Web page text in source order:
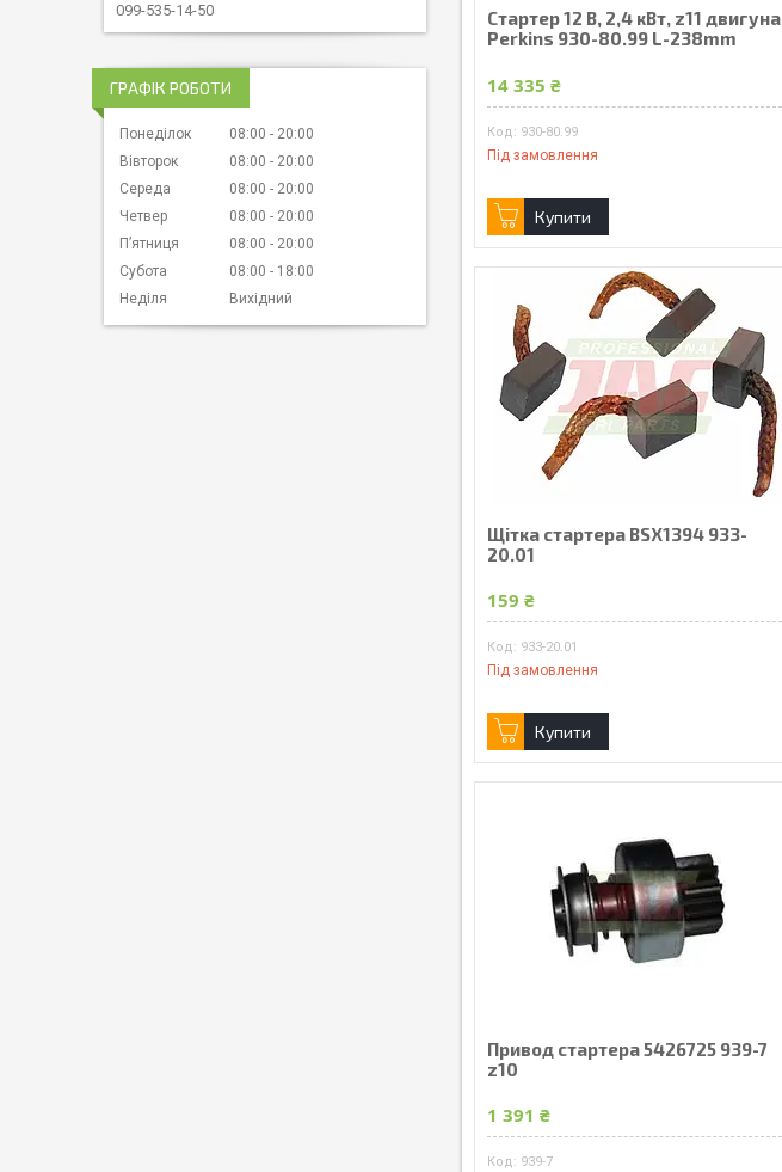
Стартер 12 В, 2,4 кВт, z11 двигуна
Perkins 930-80.99 L-238mm
14 335 ₴
930-80.99
Під замовлення
Купити
Щітка стартера BSX1394 933-
20.01
159 ₴
933-20.01
Під замовлення
Купити
Привод стартера 5426725 939-7
z10
1 391 ₴
939-7
099-535-14-50
ГРАФІК РОБОТИ
Понеділок 08:00
20:00
Вівторок
08:00
20:00
Середа
08:00
20:00
Четвер
08:00
20:00
Пʼятниця
08:00
20:00
Субота
08:00
18:00
Неділя
Вихідний